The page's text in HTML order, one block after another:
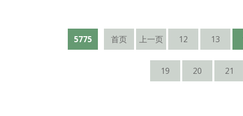
5775 首页 上一页 12 13
19 20 21